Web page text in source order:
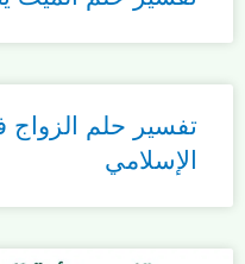
تفسير حلم الزواج
الإسلامي